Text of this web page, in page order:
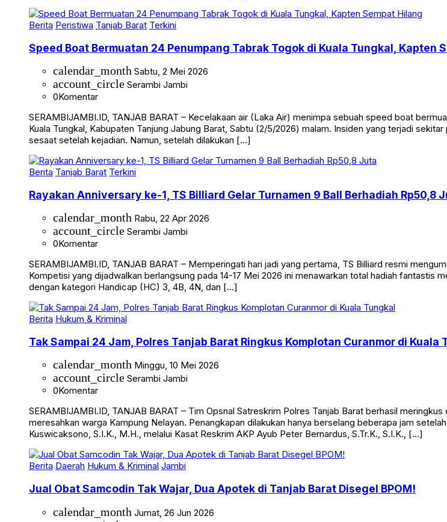
Berita Peristiwa Tanjab Barat Terkini
Speed Boat Bermuatan 24 Penumpang Tabrak Togok di Kuala Tungkal, Kapten
calendar_month Sabtu, 2 Mei 2026
account_circle Serambi Jambi
0Komentar
SERAMBIJAMBI.ID, TANJAB BARAT – Kecelakaan air (Laka Air) menimpa sebuah speed boat
Kuala Tungkal, Kabupaten Tanjung Jabung Barat, Sabtu (2/5/2026) malam. Insiden yang terjadi
sesaat setelah kejadian. Namun, setelah dilakukan […]
Berita Tanjab Barat Terkini
Rayakan Anniversary ke-1, TS Billiard Gelar Turnamen 9 Ball Berhadiah Rp50,8
calendar_month Rabu, 22 Apr 2026
account_circle Serambi Jambi
0Komentar
SERAMBIJAMBI.ID, TANJAB BARAT – Memperingati hari jadi yang pertama, TS Billiard resmi
Kompetisi yang dijadwalkan berlangsung pada 14-17 Mei 2026 ini menawarkan total hadiah
dengan kategori Handicap (HC) 3, 4B, 4N, dan […]
Berita Hukum & Kriminal
Tak Sampai 24 Jam, Polres Tanjab Barat Ringkus Komplotan Curanmor di Kuala
calendar_month Minggu, 10 Mei 2026
account_circle Serambi Jambi
0Komentar
SERAMBIJAMBI.ID, TANJAB BARAT – Tim Opsnal Satreskrim Polres Tanjab Barat berhasil
meresahkan warga Kampung Nelayan. Penangkapan dilakukan hanya berselang beberapa jam
Kuswicaksono, S.I.K., M.H., melalui Kasat Reskrim AKP Ayub Peter Bernardus, S.Tr.K., S.I.K., […]
Berita Daerah Hukum & Kriminal Jambi
Jual Obat Samcodin Tak Wajar, Dua Apotek di Tanjab Barat Disegel BPOM!
calendar_month Jumat, 26 Jun 2026